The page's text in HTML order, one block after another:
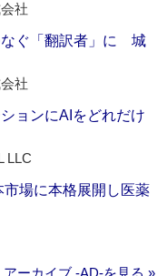
社
なぐ「翻訳者」に 城
社
ョンにAIをどれだけ
LLC
場に本格展開し医薬